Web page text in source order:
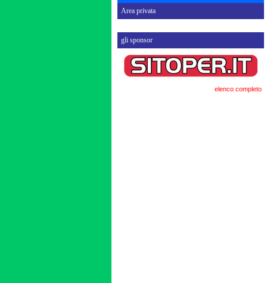
Area privata
gli sponsor
elenco completo